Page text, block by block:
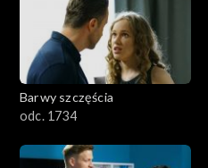
Barwy szczęścia
odc. 1734